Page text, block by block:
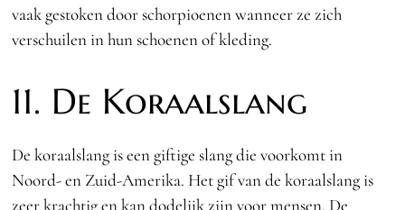
vaak gestoken door schorpioenen wanneer ze zich
verschuilen in hun schoenen of kleding.
11. De Koraalslang
De koraalslang is een giftige slang die voorkomt in
Noord- en Zuid-Amerika. Het gif van de koraalslang is
zeer krachtig en kan dodelijk zijn voor mensen. De